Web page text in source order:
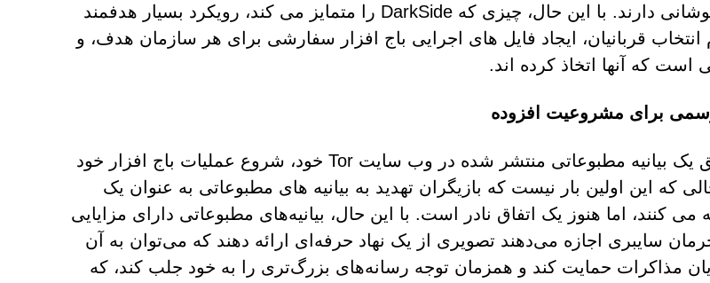
دیده می‌شود، همپوشانی دارند. با این حال، چیزی که DarkSide را متمایز می کند، رویکرد بسیار هدفمند
انتخاب قربانیان، ایجاد فایل های اجرایی باج افزار سفارشی برای هر سازمان هدف، و
که آنها اتخاذ کرده اند.
رسمی برای مشروعیت افزوده
DarkSide از طریق یک بیانیه مطبوعاتی منتشر شده در وب سایت Tor خود، شروع عملیات باج افزار خود
که این اولین بار نیست که بازیگران تهدید به بیانیه های مطبوعاتی به عنوان یک
می کنند، اما هنوز یک اتفاق نادر است. با این حال، بیانیه‌های مطبوعاتی دارای مزایایی
سایبری اجازه می‌دهند تصویری از یک نهاد حرفه‌ای ارائه دهند که می‌توان به آن
پایان مذاکرات حمایت کند و همزمان توجه رسانه‌های بزرگ‌تری را به خود جلب کند، که